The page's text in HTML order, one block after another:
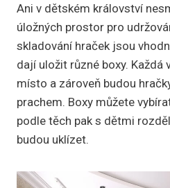
Ani v dětském království
úložných prostor pro
skladování hraček jsou
dají uložit různé boxy. Každá
místo a zároveň budou
prachem. Boxy můžete
podle těch pak s dětmi
budou uklízet.